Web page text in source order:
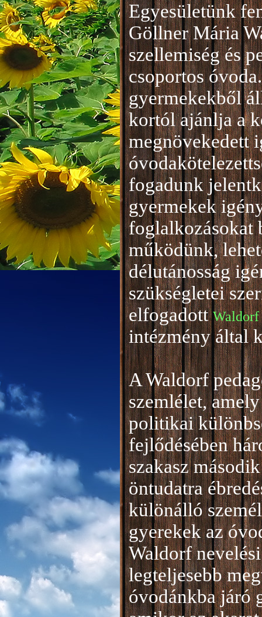
Egyesületünk
Göllner Mária
szellemiség és
csoportos
gyermekekből
kortól ajánlja a
megnövekedett
fogadunk
gyermekek
foglalkozásokat
működünk,
délutánosság
szükségletei
elfogadott Waldorf
intézmény által
A Waldorf
szemlélet,
politikai
fejlődésében
szakasz
öntudatra
különálló
gyerekek az
Waldorf
legteljesebb
óvodánkba járó